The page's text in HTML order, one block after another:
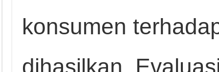
konsumen
dihasilkan.